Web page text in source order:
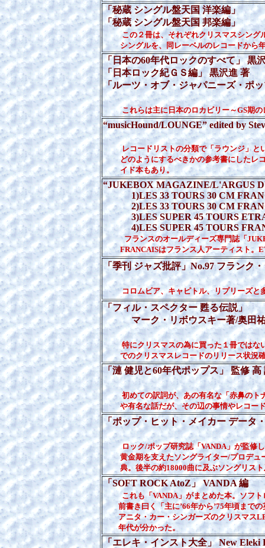
「秘蔵 シングル盤天国 洋楽編」（
「秘蔵 シングル盤天国 邦楽編」
この２冊は、それぞれクリスマスシング
シングルを、同レーベルのレコードから年
「日本の60年代ロックのすべて」 黒
「日本ロック紀ＧＳ編」 黒沢進
「ルーツ・オブ・ジャパニーズ・ポ
これらは主に日本のロカビリー～GS期
“musicHound/LOUNGE” edited by
（VISIBLE
レコードリストの分類で「ラウンジ」と
どのようにするべきかの参考書にしたレコ
イド本もあり。
“JUKEBOX MAGAZINE/L'ARGUS
1)LES 33 TOURS 30 CM
2)LES 33 TOURS 30 CM
3)LES SUPER 45 TOURS
4)LES SUPER 45 TOURS
フランスのオールディーズ専門誌「
FRANCAISはフランス人アーティスト。
「季刊 ジャズ批評」No.97 フランク
（ジャズ
コロムビア、キャピトル、リプリーズと
「フィル・スペクター 甦る伝説」
マーク・リボウスキー著/奥田祐
（白夜
特にクリスマスの為に買った１冊ではな
でのクリスマスレコードのリリース状況確
「漣 健児と60年代ポップス」 監修 高
初めての訳詞が、あの有名な「赤鼻のト
や有名な話だが、その辺の事情やレコード
「ポップ・ヒット・メイカー データ
ロック/ポップ研究誌「VANDA」が監修
黄金期を支えたソングライター/プロデュ
典。後半の約18000曲に及ぶソングリスト
「SOFT ROCK AtoZ」
これも「VANDA」がまとめた本。ソフ
前書き曰く「主に’66年から’75年頃までの
アニタ・カー・シンガーズのクリスマスLP
年代が分かった。
「エレキ・インスト大全」 New